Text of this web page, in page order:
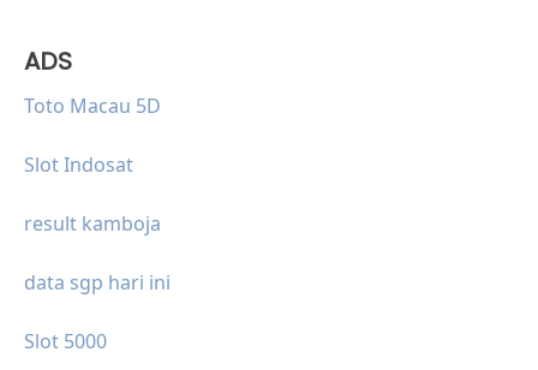
ADS
Toto Macau 5D
Slot Indosat
result kamboja
data sgp hari ini
Slot 5000